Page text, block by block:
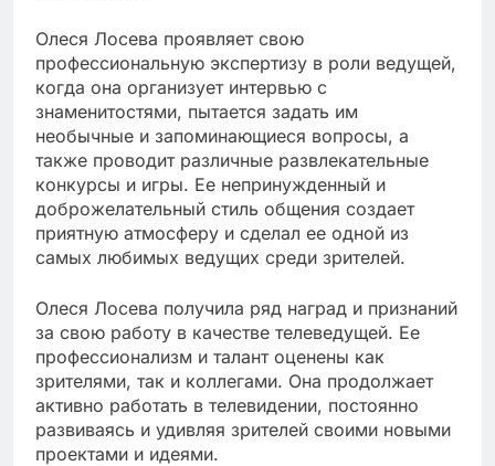
Олеся Лосева проявляет свою
профессиональную экспертизу в роли ведущей,
когда она организует интервью с
знаменитостями, пытается задать им
необычные и запоминающиеся вопросы, а
также проводит различные развлекательные
конкурсы и игры. Ее непринужденный и
доброжелательный стиль общения создает
приятную атмосферу и сделал ее одной из
самых любимых ведущих среди зрителей.
Олеся Лосева получила ряд наград и признаний
за свою работу в качестве телеведущей. Ее
профессионализм и талант оценены как
зрителями, так и коллегами. Она продолжает
активно работать в телевидении, постоянно
развиваясь и удивляя зрителей своими новыми
проектами и идеями.